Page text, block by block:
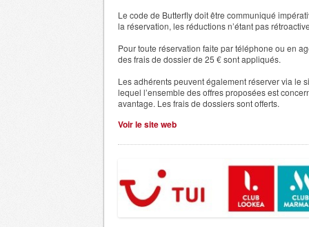
Le code de Butterfly doit être communiqué
la réservation, les réductions n’étant pas
Pour toute réservation faite par téléphone ou en
des frais de dossier de 25 € sont appliqués.
Les adhérents peuvent également réserver via le
lequel l’ensemble des offres proposées est
avantage. Les frais de dossiers sont offerts.
Voir le site web